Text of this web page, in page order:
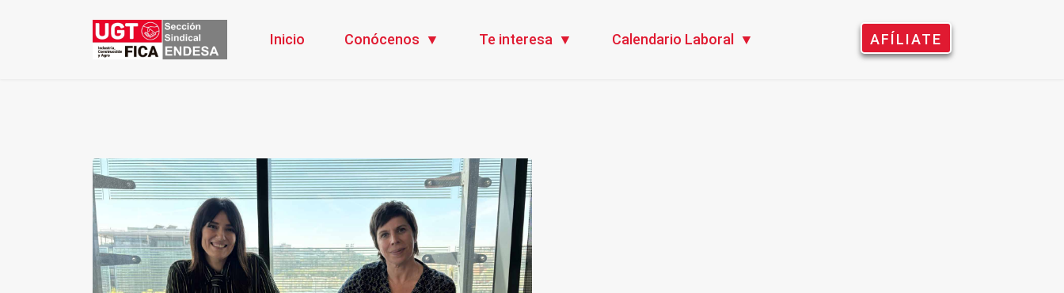
Inicio Conócenos Te interesa Calendario Laboral AFÍLIATE